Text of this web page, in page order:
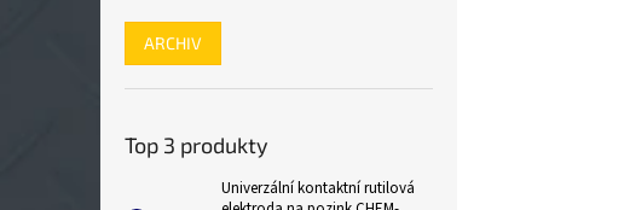
ARCHIV
Top 3 produkty
Univerzální kontaktní rutilová